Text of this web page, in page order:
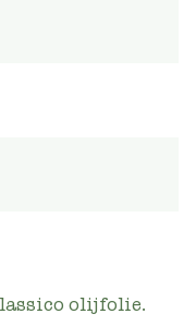
olijfolie.